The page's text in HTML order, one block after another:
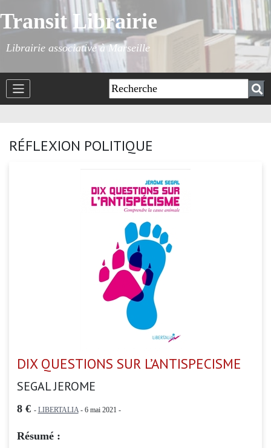
Transit Librairie
Librairie associative à Marseille
RÉFLEXION POLITIQUE
DIX QUESTIONS SUR L’ANTISPECISME
SEGAL JEROME
8 € - LIBERTALIA- 6 mai 2021 -
Résumé :